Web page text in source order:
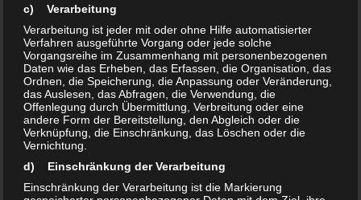
c) Verarbeitung
Verarbeitung ist jeder mit oder ohne Hilfe automatisierter
Verfahren ausgeführte Vorgang oder jede solche
Vorgangsreihe im Zusammenhang mit personenbezogenen
Daten wie das Erheben, das Erfassen, die Organisation, das
Ordnen, die Speicherung, die Anpassung oder Veränderung,
das Auslesen, das Abfragen, die Verwendung, die
Offenlegung durch Übermittlung, Verbreitung oder eine
andere Form der Bereitstellung, den Abgleich oder die
Verknüpfung, die Einschränkung, das Löschen oder die
Vernichtung.
d) Einschränkung der Verarbeitung
Einschränkung der Verarbeitung ist die Markierung